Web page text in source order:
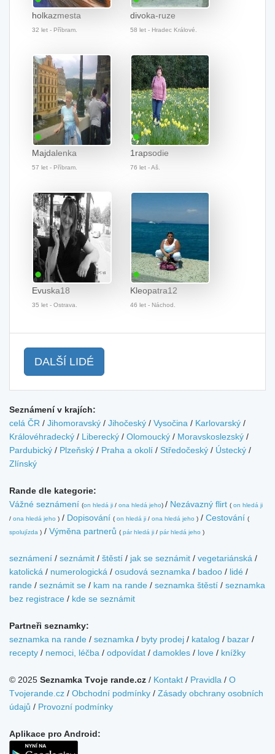
holkazmesta
32 let - Příbram.
divoka-ruze
58 let - Hradec Králové.
Majdalenka
57 let - Příbram.
1rapsodie
76 let - Aš.
Evuska18
35 let - Ostrava.
Kleopatra12
46 let - Náchod.
DALŠÍ LIDÉ
Seznámení v krajích:
celá ČR / Jihomoravský / Jihočeský / Vysočina / Karlovarský /
Královéhradecký / Liberecký / Olomoucký / Moravskoslezský /
Pardubický / Plzeňský / Praha a okolí / Středočeský / Ústecký /
Zlínský
Rande dle kategorie:
Vážné seznámení (on hledá ji / ona hledá jeho) / Nezávazný flirt ( on hledá ji
/ ona hledá jeho ) / Dopisování ( on hledá ji / ona hledá jeho ) / Cestování (
spolujízda ) / Výměna partnerů ( pár hledá ji / pár hledá jeho )
seznámení / seznámit / štěstí / jak se seznámit / vegetariánská /
katolická / numerologická / osudová seznamka / badoo / lidé /
rande / seznámit se / kam na rande / seznamka štěstí / seznamka
bez registrace / kde se seznámit
Partneři seznamky:
seznamka na rande / seznamka / byty prodej / katalog / bazar /
recepty / nemoci, léčba / odpovídat / damokles / love / knížky
© 2025 Seznamka Tvoje rande.cz / Kontakt / Pravidla / O
Tvojerande.cz / Obchodní podmínky / Zásady obchrany osobních
údajů / Provozní podmínky
Aplikace pro Android: